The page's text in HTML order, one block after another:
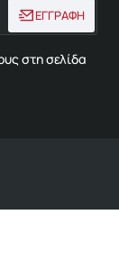
ΕΓΓΡΑΦΗ
στη σελίδα